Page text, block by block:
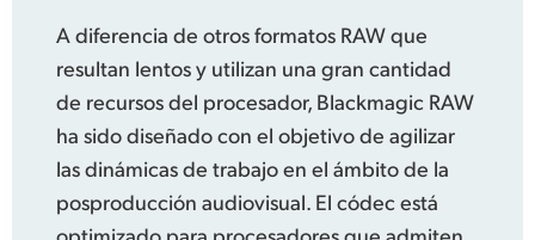
A diferencia de otros formatos RAW que
resultan lentos y utilizan una gran cantidad
de recursos del procesador, Blackmagic RAW
ha sido diseñado con el objetivo de agilizar
las dinámicas de trabajo en el ámbito de la
posproducción audiovisual. El códec está
optimizado para procesadores que admiten